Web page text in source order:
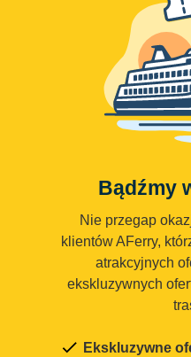
Bądźmy
Nie przegap
klientów AFerry,
atrakcyjnych
ekskluzywnych
Ekskluzywne